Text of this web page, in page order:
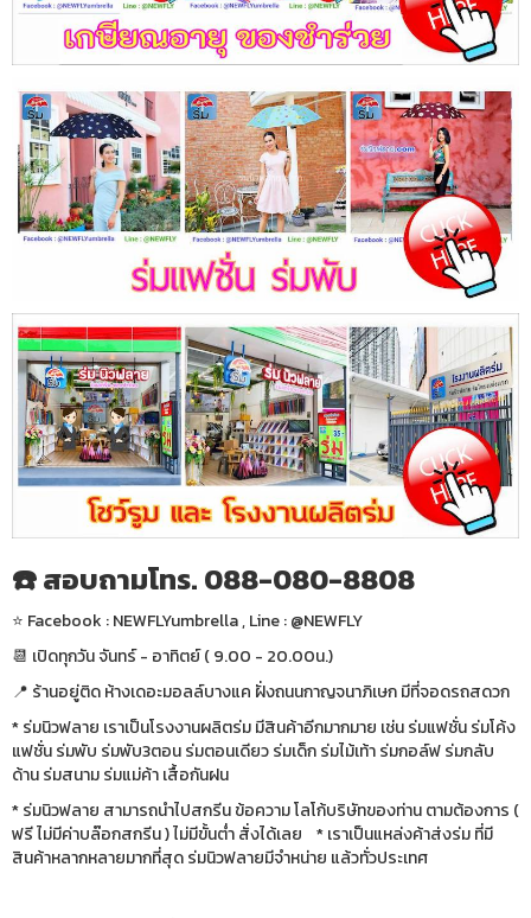
☎️ สอบถามโทร. 088-080-8808
⭐️ Facebook : NEWFLYumbrella , Line : @NEWFLY
📆 เปิดทุกวัน จันทร์ - อาทิตย์ ( 9.00 - 20.00น.)
📍 ร้านอยู่ติด ห้างเดอะมอลล์บางแค ฝั่งถนนกาญจนาภิเษก มีที่จอดรถสดวก
* ร่มนิวฟลาย เราเป็นโรงงานผลิตร่ม มีสินค้าอีกมากมาย เช่น ร่มแฟชั่น ร่มโค้ง
แฟชั่น ร่มพับ ร่มพับ3ตอน ร่มตอนเดียว ร่มเด็ก ร่มไม้เท้า ร่มกอล์ฟ ร่มกลับ
ด้าน ร่มสนาม ร่มแม่ค้า เสื้อกันฝน
* ร่มนิวฟลาย สามารถนำไปสกรีน ข้อความ โลโก้บริษัทของท่าน ตามต้องการ (
ฟรี ไม่มีค่าบล๊อกสกรีน ) ไม่มีขั้นต่ำ สั่งได้เลย * เราเป็นแหล่งค้าส่งร่ม ที่มี
สินค้าหลากหลายมากที่สุด ร่มนิวฟลายมีจำหน่าย แล้วทั่วประเทศ